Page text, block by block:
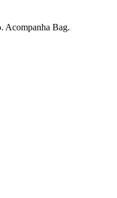
Acompanha Bag.